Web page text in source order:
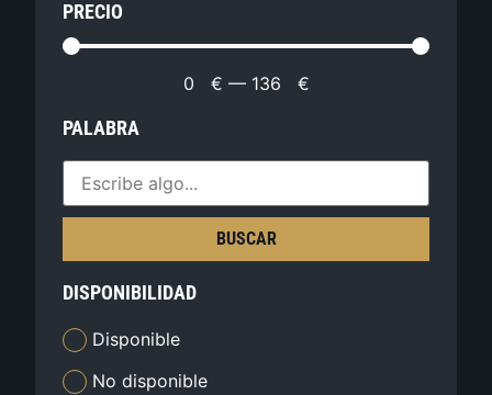
PRECIO
0 € — 136 €
PALABRA
BUSCAR
DISPONIBILIDAD
Disponible
No disponible